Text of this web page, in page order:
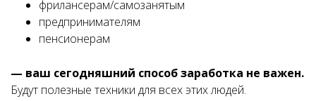
фрилансерам/самозанятым
предпринимателям
пенсионерам
— ваш сегодняшний способ заработка не важен.
Будут полезные техники для всех этих людей.